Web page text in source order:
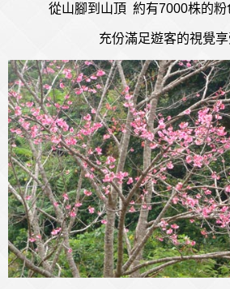
從山腳到山頂 約有7000株的粉
充份滿足遊客的視覺享